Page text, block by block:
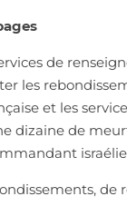
de
les
et les
dizaine de
de